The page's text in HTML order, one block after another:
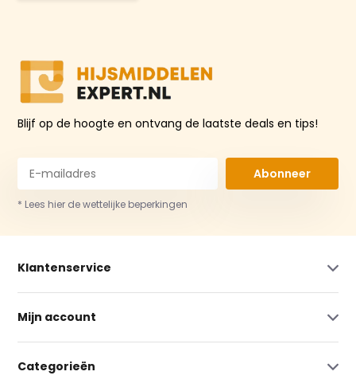
Blijf op de hoogte en ontvang de laatste deals en tips!
Abonneer
* Lees hier de wettelijke beperkingen
Klantenservice
Mijn account
Categorieën